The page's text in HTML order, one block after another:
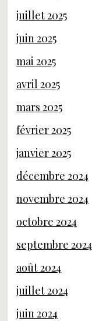
juillet 2025
juin 2025
mai 2025
avril 2025
mars 2025
février 2025
janvier 2025
décembre 2024
novembre 2024
octobre 2024
septembre 2024
août 2024
juillet 2024
juin 2024